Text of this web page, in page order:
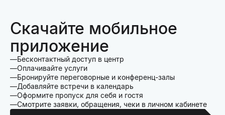
Скачайте мобильное
приложение
Бесконтактный доступ в центр
Оплачивайте услуги
Бронируйте переговорные и конференц-залы
Добавляйте встречи в календарь
Оформите пропуск для себя и гостя
Смотрите заявки, обращения, чеки в личном кабинете